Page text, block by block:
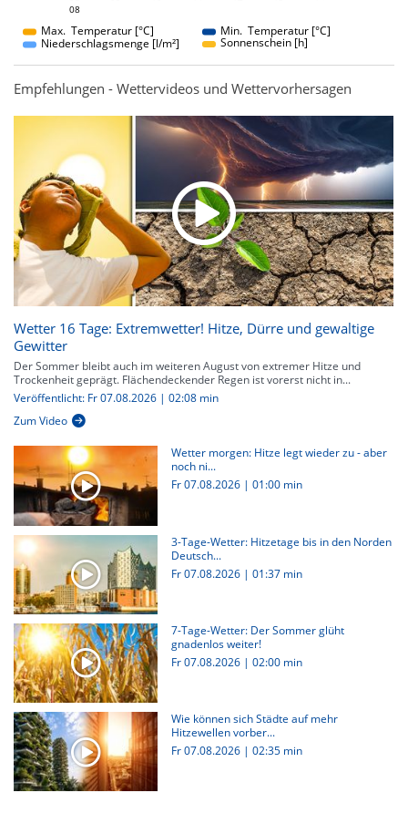
08
Max. Temperatur [°C]
Min. Temperatur [°C]
Niederschlagsmenge [l/m²]
Sonnenschein [h]
Empfehlungen - Wettervideos und Wettervorhersagen
Wetter 16 Tage: Extremwetter! Hitze, Dürre und gewaltige
Gewitter
Der Sommer bleibt auch im weiteren August von extremer Hitze und
Trockenheit geprägt. Flächendeckender Regen ist vorerst nicht in...
Veröffentlicht: Fr 07.08.2026 | 02:08 min
Zum Video
Wetter morgen: Hitze legt wieder zu - aber
noch ni...
Fr 07.08.2026 | 01:00 min
3-Tage-Wetter: Hitzetage bis in den Norden
Deutsch...
Fr 07.08.2026 | 01:37 min
7-Tage-Wetter: Der Sommer glüht
gnadenlos weiter!
Fr 07.08.2026 | 02:00 min
Wie können sich Städte auf mehr
Hitzewellen vorber...
Fr 07.08.2026 | 02:35 min